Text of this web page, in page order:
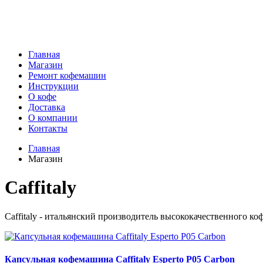
Главная
Магазин
Ремонт кофемашин
Инструкции
О кофе
Доставка
О компании
Контакты
Главная
Магазин
Caffitaly
Caffitaly - итальянский производитель высококачественного
Капсульная кофемашина Caffitaly Esperto P05 Carbon